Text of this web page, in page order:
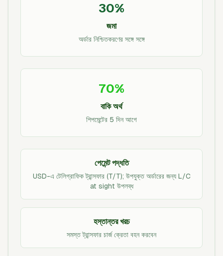
30%
জমা
অর্ডার নিশ্চিতকরণের সঙ্গে সঙ্গে
70%
বাকি অর্থ
শিপমেন্টের 5 দিন আগে
পেমেন্ট পদ্ধতি
USD-এ টেলিগ্রাফিক ট্রান্সফার (T/T); উপযুক্ত অর্ডারের জন্য L/C
at sight উপলব্ধ
হস্তান্তর খরচ
সমস্ত ট্রান্সফার চার্জ ক্রেতা বহন করবেন